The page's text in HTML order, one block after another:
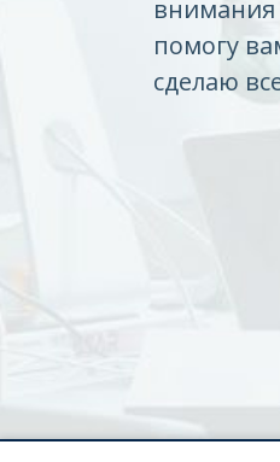
помогу
сделаю